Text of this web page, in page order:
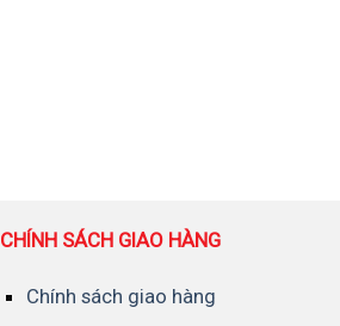
CHÍNH SÁCH GIAO HÀNG
Chính sách giao hàng